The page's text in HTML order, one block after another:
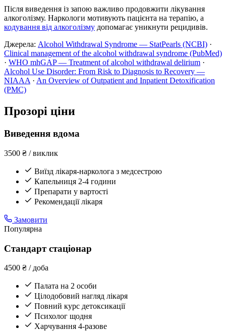
Після виведення із запою важливо продовжити лікування
алкоголізму. Наркологи мотивують пацієнта на терапію, а
кодування від алкоголізму допомагає уникнути рецидивів.
Джерела: Alcohol Withdrawal Syndrome — StatPearls (NCBI) ·
Clinical management of the alcohol withdrawal syndrome (PubMed)
· WHO mhGAP — Treatment of alcohol withdrawal delirium ·
Alcohol Use Disorder: From Risk to Diagnosis to Recovery —
NIAAA · An Overview of Outpatient and Inpatient Detoxification
(PMC)
Прозорі ціни
Виведення вдома
3500 ₴ / виклик
Виїзд лікаря-нарколога з медсестрою
Капельниця 2-4 години
Препарати у вартості
Рекомендації лікаря
Замовити
Популярна
Стандарт стаціонар
4500 ₴ / доба
Палата на 2 особи
Цілодобовий нагляд лікаря
Повний курс детоксикації
Психолог щодня
Харчування 4-разове